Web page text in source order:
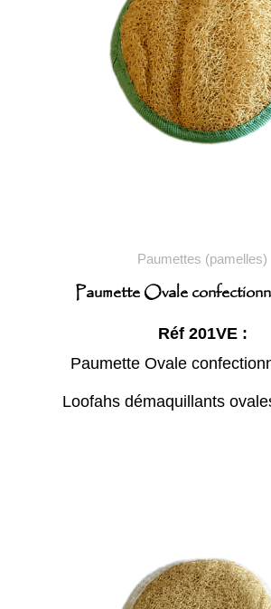
Paumettes (pamelles)
Paumette Ovale
Réf 201VE :
Paumette Ovale
Loofahs démaquillants